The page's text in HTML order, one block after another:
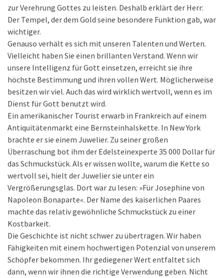
zur Verehrung Gottes zu leisten. Deshalb erklärt der Herr:
Der Tempel, der dem Gold seine besondere Funktion gab, war
wichtiger.
Genauso verhält es sich mit unseren Talenten und Werten.
Vielleicht haben Sie einen brillanten Verstand. Wenn wir
unsere Intelligenz für Gott einsetzen, erreicht sie ihre
höchste Bestimmung und ihren vollen Wert. Möglicherweise
besitzen wir viel. Auch das wird wirklich wertvoll, wenn es im
Dienst für Gott benutzt wird.
Ein amerikanischer Tourist erwarb in Frankreich auf einem
Antiquitätenmarkt eine Bernsteinhalskette. In New York
brachte er sie einem Juwelier. Zu seiner großen
Überraschung bot ihm der Edelsteinexperte 35 000 Dollar für
das Schmuckstück. Als er wissen wollte, warum die Kette so
wertvoll sei, hielt der Juwelier sie unter ein
Vergrößerungsglas. Dort war zu lesen: »Für Josephine von
Napoleon Bonaparte«. Der Name des kaiserlichen Paares
machte das relativ gewöhnliche Schmuckstück zu einer
Kostbarkeit.
Die Geschichte ist nicht schwer zu übertragen. Wir haben
Fähigkeiten mit einem hochwertigen Potenzial von unserem
Schöpfer bekommen. Ihr gediegener Wert entfaltet sich
dann, wenn wir ihnen die richtige Verwendung geben. Nicht